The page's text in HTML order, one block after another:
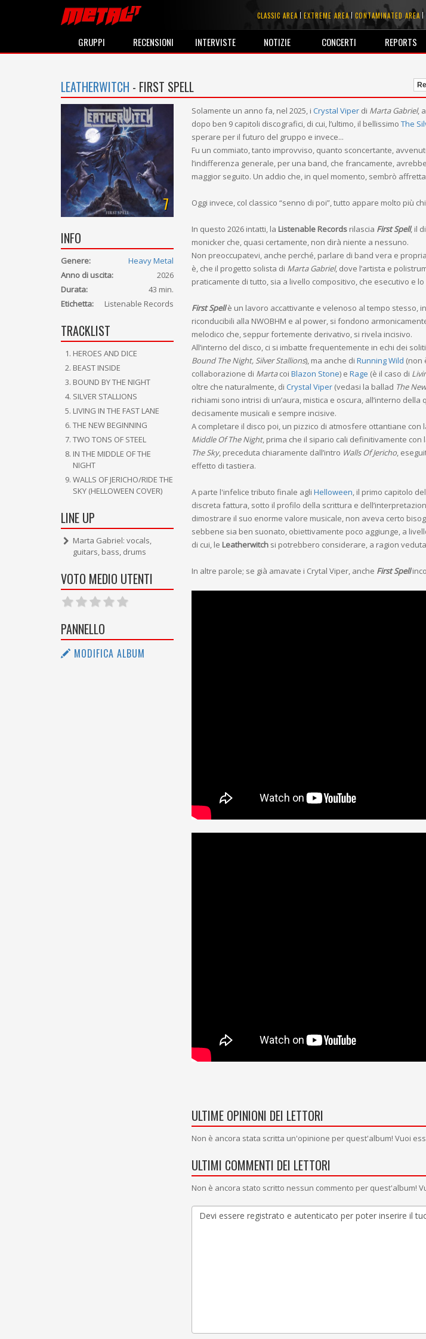
CLASSIC AREA EXTREME AREA CONTAMINATED AREA
GRUPPI RECENSIONI INTERVISTE NOTIZIE CONCERTI REPORTS
LEATHERWITCH - FIRST SPELL
7
INFO
Genere:
Heavy Metal
Anno di uscita:
2026
Durata:
43 min.
Etichetta:
Listenable Records
TRACKLIST
HEROES AND DICE
BEAST INSIDE
BOUND BY THE NIGHT
SILVER STALLIONS
LIVING IN THE FAST LANE
THE NEW BEGINNING
TWO TONS OF STEEL
IN THE MIDDLE OF THE
NIGHT
WALLS OF JERICHO/RIDE THE
SKY (HELLOWEEN COVER)
LINE UP
Marta Gabriel: vocals,
guitars, bass, drums
VOTO MEDIO UTENTI
PANNELLO
MODIFICA ALBUM
Solamente un anno fa, nel 2025, iCrystal Viper di Marta Gabriel,
dopo ben 9 capitoli discografici, di cui, l’ultimo, il bellissimoThe
sperare per il futuro del gruppo e invece...
Fu un commiato, tanto improvviso, quanto sconcertante,
l’indifferenza generale, per una band, che francamente,
maggior seguito. Un addio che, in quel momento, sembrò
Oggi invece, col classico “senno di poi”, tutto appare molto più
In questo 2026 intatti, la Listenable Records rilascia First Spell, il
monicker che, quasi certamente, non dirà niente a nessuno.
Non preoccupatevi, anche perché, parlare di band vera e
è, che il progetto solista di Marta Gabriel, dove l’artista e
praticamente di tutto, sia a livello compositivo, che esecutivo e
First Spellè un lavoro accattivante e velenoso al tempo stesso,
riconducibili alla NWOBHM e al power, si fondono
melodico che, seppur fortemente derivativo, si rivela incisivo.
All’interno del disco, ci si imbatte frequentemente in echi dei
Bound The Night, Silver Stallions), ma anche diRunning Wild (non
collaborazione di MartacoiBlazon Stone) eRage (è il caso di
oltre che naturalmente, diCrystal Viper (vedasi la ballad The
richiami sono intrisi di un’aura, mistica e oscura, all’interno
decisamente musicali e sempre incisive.
A completare il disco poi, un pizzico di atmosfere ottantiane
Middle Of The Night, prima che il sipario cali definitivamente
The Sky, preceduta chiaramente dall’intro Walls Of Jericho,
effetto di tastiera.
A parte l'infelice tributo finale agliHelloween, il primo capitolo
discreta fattura, sotto il profilo della scrittura e
dimostrare il suo enorme valore musicale, non aveva certo
sebbene sia ben suonato, obiettivamente poco aggiunge, a
di cui, le Leatherwitch si potrebbero considerare, a ragion
In altre parole; se già amavate i Crytal Viper, anche First Spell
ULTIME OPINIONI DEI LETTORI
Non è ancora stata scritta un'opinione per quest'album! Vuoi
ULTIMI COMMENTI DEI LETTORI
Non è ancora stato scritto nessun commento per quest'album!